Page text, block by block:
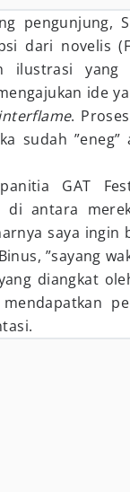
pengunjung,
dari novelis
ilustrasi yang
ide
.
sudah ”eneg”
GAT
di antara
saya ingin
”sayang
diangkat